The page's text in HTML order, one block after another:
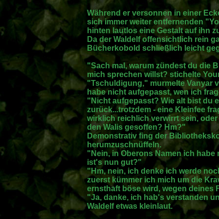
Während er versonnen in einer
sich immer weiter entfernenden
hinten lautlos eine Gestalt auf ihn
Da der Waldelf offensichtlich rein
Bücherkobold schließlich leicht
"Sach mal, warum zündest du die
mich sprechen willst? stichelte
"Tschuldigung," murmelte Vanyar
habe nicht aufgepasst, wen ich
"Nicht aufgepasst? Wie alt bist du
zurück...trotzdem - eine Kleinfee
wirklich reichlich verwirrt sein,
den Walis gesoffen? Hm?"
Demonstrativ fing der
herumzuschnüffeln.
"Nein, in Oberons Namen ich
ist's nun gut?"
"Hm, nein, ich denke ich werde
zuerst kümmer ich mich um die
ernsthaft böse wird, wegen deines
"Ja, danke, ich hab's verstanden
Waldelf etwas kleinlaut.